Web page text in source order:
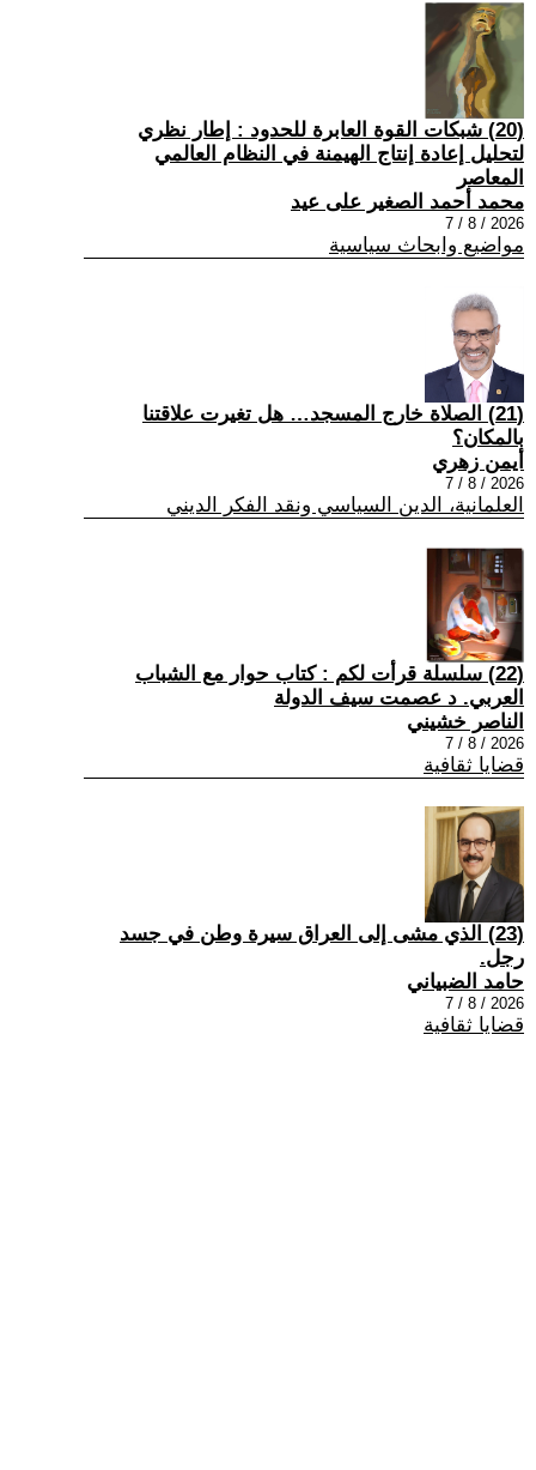
(20) شبكات القوة العابرة للحدود : إطار نظري
لتحليل إعادة إنتاج الهيمنة في النظام العالمي
المعاصر
محمد أحمد الصغير على عيد
2026 / 8 / 7
مواضيع وابحاث سياسية
(21) الصلاة خارج المسجد… هل تغيرت علاقتنا
بالمكان؟
أيمن زهري
2026 / 8 / 7
العلمانية، الدين السياسي ونقد الفكر الديني
(22) سلسلة قرأت لكم : كتاب حوار مع الشباب
العربي. د عصمت سيف الدولة
الناصر خشيني
2026 / 8 / 7
قضايا ثقافية
(23) الذي مشى إلى العراق سيرة وطن في جسد
رجل.
حامد الضبياني
2026 / 8 / 7
قضايا ثقافية